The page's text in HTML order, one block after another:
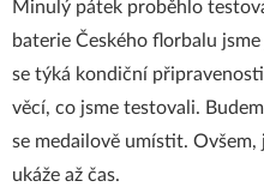
Minulý pátek proběhlo
baterie Českého florbalu
se týká kondiční
věcí, co jsme testovali.
se medailově umístit.
ukáže až čas.